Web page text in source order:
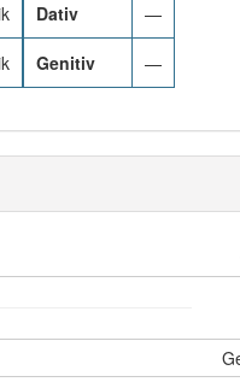
Dativ —
Genitiv —